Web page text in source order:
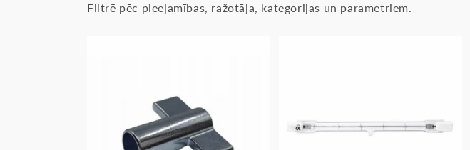
Filtrē pēc pieejamības, ražotāja, kategorijas un parametriem.